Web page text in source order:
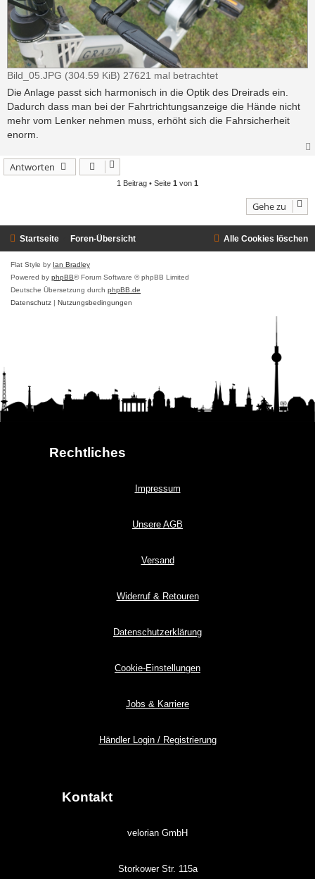
Bild_05.JPG (304.59 KiB) 27621 mal betrachtet
Die Anlage passt sich harmonisch in die Optik des Dreirads ein.
Dadurch dass man bei der Fahrtrichtungsanzeige die Hände nicht
mehr vom Lenker nehmen muss, erhöht sich die Fahrsicherheit
enorm.
Antworten
1 Beitrag • Seite 1 von 1
Gehe zu
Startseite Foren-Übersicht Alle Cookies löschen
Flat Style by Ian Bradley
Powered by phpBB® Forum Software © phpBB Limited
Deutsche Übersetzung durch phpBB.de
Datenschutz | Nutzungsbedingungen
Rechtliches
Impressum
Unsere AGB
Versand
Widerruf & Retouren
Datenschutzerklärung
Cookie-Einstellungen
Jobs & Karriere
Händler Login / Registrierung
Kontakt
velorian GmbH
Storkower Str. 115a